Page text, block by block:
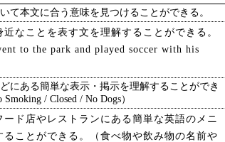
て本文に合う意味を見つけることができる。
近なことを表す文を理解することができる。
to the park and played soccer with his
にある簡単な表示・掲示を理解することができ
/ Closed / No Dogs）
ード店やレストランにある簡単な英語のメニ
ることができる。（食べ物や飲み物の名前や